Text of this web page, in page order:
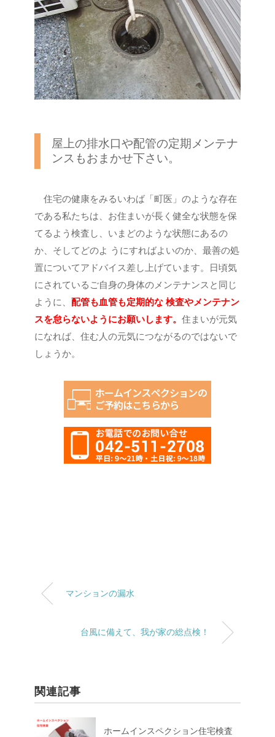
屋上の排水口や配管の定期メンテナ
ンスもおまかせ下さい。
住宅の健康をみるいわば「町医」のような存在
である私たちは、お住まいが長く健全な状態を保
てるよう検査し、いまどのような状態にあるの
か、そしてどのよ うにすればよいのか、最善の処
置についてアドバイス差し上げています。日頃気
にされているご自身の身体のメンテナンスと同じ
ように、 配管も血管も定期的な 検査やメンテナン
スを怠らないようにお願いします。 住まいが元気
になれば、住む人の元気につながるのではないで
しょうか。
マンションの漏水
台風に備えて、我が家の総点検！
関連記事
ホームインスペクション住宅検査